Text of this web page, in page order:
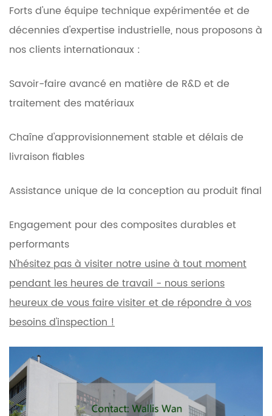
Forts d'une équipe technique expérimentée et de
décennies d'expertise industrielle, nous proposons à
nos clients internationaux :
Savoir-faire avancé en matière de R&D et de
traitement des matériaux
Chaîne d'approvisionnement stable et délais de
livraison fiables
Assistance unique de la conception au produit final
Engagement pour des composites durables et
performants
N'hésitez pas à visiter notre usine à tout moment
pendant les heures de travail - nous serions
heureux de vous faire visiter et de répondre à vos
besoins d'inspection !